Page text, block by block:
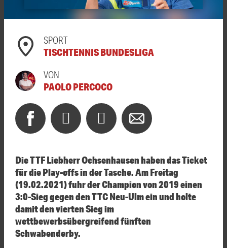
SPORT
TISCHTENNIS BUNDESLIGA
VON
PAOLO PERCOCO
Die TTF Liebherr Ochsenhausen haben das Ticket
für die Play-offs in der Tasche. Am Freitag
(19.02.2021) fuhr der Champion von 2019 einen
3:0-Sieg gegen den TTC Neu-Ulm ein und holte
damit den vierten Sieg im
wettbewerbsübergreifend fünften
Schwabenderby.